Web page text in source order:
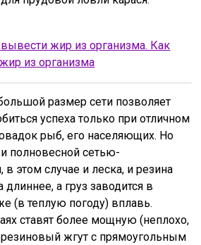
жир из организма. Как
из организма
размер сети позволяет
успеха только при отличном
рыб, его населяющих. Но
полновесной сетью-
этом случае и леска, и резина
а груз заводится в
(в теплую погоду) вплавь.
ставят более мощную (неплохо,
резиновый жгут с прямоугольным